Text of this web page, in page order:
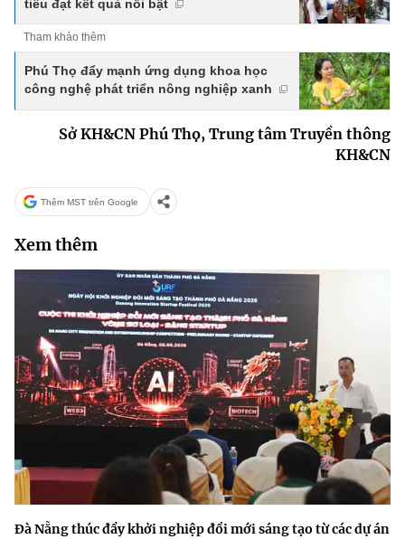
tiêu đạt kết quả nổi bật
Tham khảo thêm
Phú Thọ đẩy mạnh ứng dụng khoa học
công nghệ phát triển nông nghiệp xanh
Sở KH&CN Phú Thọ, Trung tâm Truyền thông
KH&CN
Thêm MST trên Google
Xem thêm
Đà Nẵng thúc đẩy khởi nghiệp đổi mới sáng tạo từ các dự án